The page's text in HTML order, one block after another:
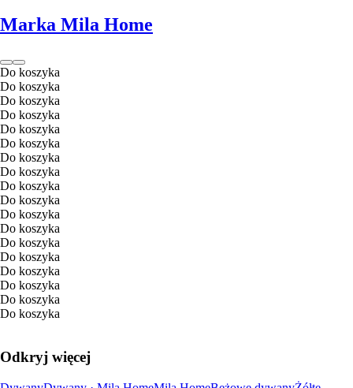
Marka Mila Home
Do koszyka
Do koszyka
Do koszyka
Do koszyka
Do koszyka
Do koszyka
Do koszyka
Do koszyka
Do koszyka
Do koszyka
Do koszyka
Do koszyka
Do koszyka
Do koszyka
Do koszyka
Do koszyka
Do koszyka
Do koszyka
Odkryj więcej